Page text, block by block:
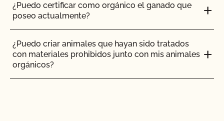
¿Puedo certificar como orgánico el ganado que
poseo actualmente?
¿Puedo criar animales que hayan sido tratados
con materiales prohibidos junto con mis animales
orgánicos?